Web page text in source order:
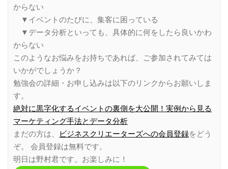
からない
▼イベントのたびに、集客に困っている
▼データ分析といっても、具体的に何をしたら良いかわ
からない
このようなお悩みをお持ちであれば、ご参加されてみては
いかがでしょうか？
勉強会の詳細・お申し込みは以下のリンクからお願いしま
す。
絶対に黒字化するイベントの裏側を大公開！実例から見る
マーケティング手法とデータ分析
まだの方は、
ビジネスクリエーターズへの会員登録をどう
ぞ。 会員登録は無料です。
明日は野村君です。お楽しみに！